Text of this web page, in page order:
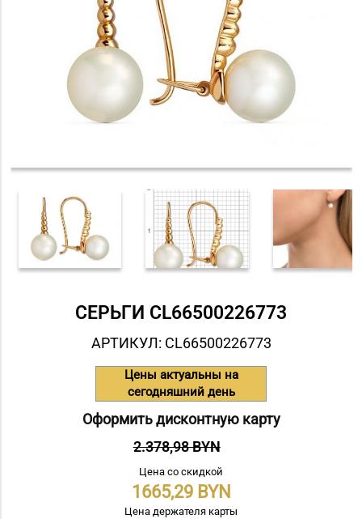
СЕРЬГИ СL66500226773
АРТИКУЛ: СL66500226773
Цены актуальны на
сегодняшний день
Оформить дисконтную карту
2.378,98 BYN
Цена со скидкой
1665,29
Цена держателя карты